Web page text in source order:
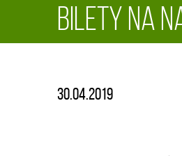
sprzedaży!
Bilety na
30.04.2019